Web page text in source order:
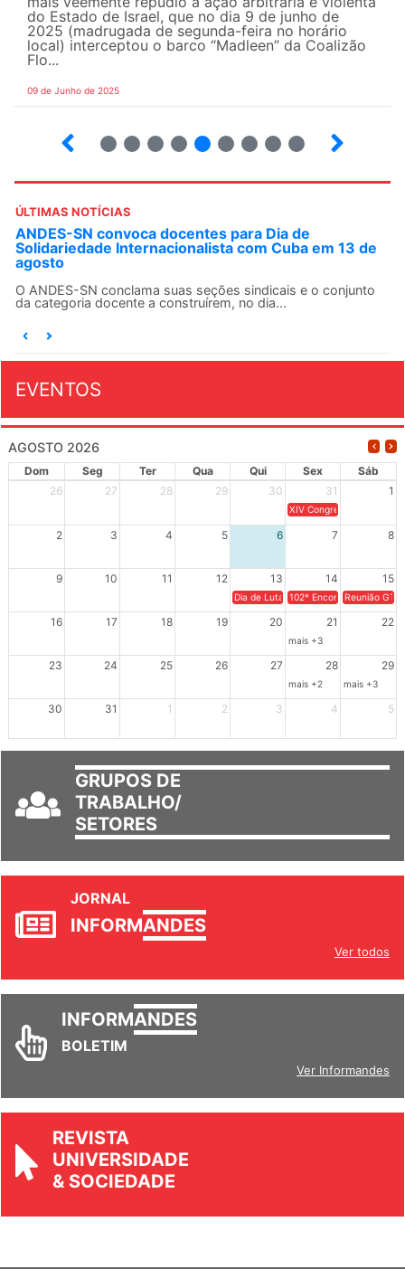
do Estado de Israel, que no dia 9 de junho de
2025 (madrugada de segunda-feira no horário
local) interceptou o barco “Madleen” da Coalizão
Flo...
09 de Junho de 2025
ÚLTIMAS NOTÍCIAS
ANDES-SN convoca docentes para Dia de
Solidariedade Internacionalista com Cuba em 13 de
agosto
O ANDES-SN conclama suas seções sindicais e o conjunto
da categoria docente a construírem, no dia...
EVENTOS
AGOSTO 2026
Dom Seg Ter Qua Qui Sex
Sáb
26
27 28 29 30 31 1
XIV Congresso Brasileiro
2 3 4 5 6 7 8
9 10 11 12 13 14 15
Dia de Luta em Defesa de Cuba e da
102º Encontro da
Reunião
16 17 18 19 20 21 22
mais +3
23 24 25 26 27 28 29
mais +2 mais +3
30 31 1 2 3 4 5
GRUPOS DE
TRABALHO/
SETORES
JORNAL
INFORMANDES
Ver todos
INFORMANDES
BOLETIM
Ver Informandes
REVISTA
UNIVERSIDADE
& SOCIEDADE